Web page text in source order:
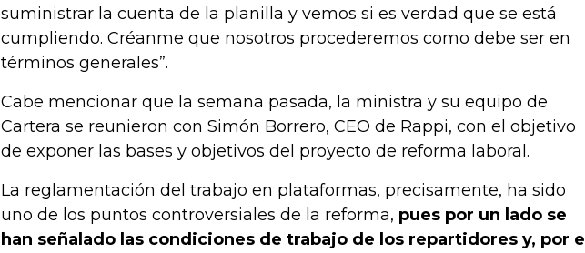
suministrar la cuenta de la planilla y vemos si es verdad que se está
cumpliendo. Créanme que nosotros procederemos como debe ser en
términos generales”.
Cabe mencionar que la semana pasada, la ministra y su equipo de
Cartera se reunieron con Simón Borrero, CEO de Rappi, con el objetivo
de exponer las bases y objetivos del proyecto de reforma laboral.
La reglamentación del trabajo en plataformas, precisamente, ha sido
uno de los puntos controversiales de la reforma, pues por un lado se
han señalado las condiciones de trabajo de los repartidores y, por el